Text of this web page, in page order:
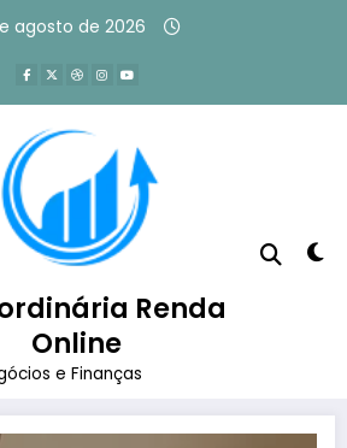
agosto de 2026
Renda
Online
e Finanças
para maratonar
negócios
para maratonar sobre negócios